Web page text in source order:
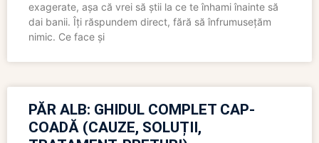
exagerate, așa că vrei să știi la ce te înhami înainte să
dai banii. Îți răspundem direct, fără să înfrumusețăm
nimic. Ce face și
PĂR ALB: GHIDUL COMPLET CAP-
COADĂ (CAUZE, SOLUȚII,